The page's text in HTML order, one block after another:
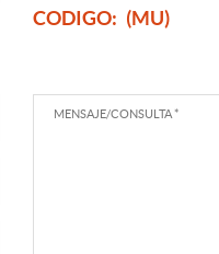
CODIGO: (MU)